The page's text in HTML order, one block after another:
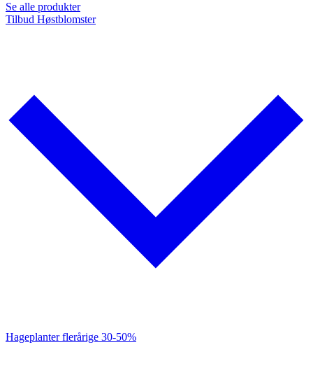
Se alle produkter
Tilbud Høstblomster
Hageplanter flerårige 30-50%